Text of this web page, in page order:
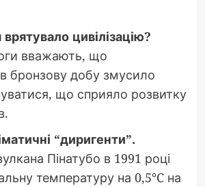
цивілізацію?
вважають, що
бронзову добу змусило
що сприяло розвитку
“диригенти”.
Пінатубо в 1991 році
температуру на 0,5°C на